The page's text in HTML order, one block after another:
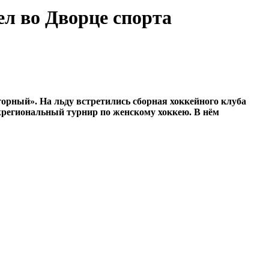
во Дворце спорта
На льду встретились сборная хоккейного клуба
турнир по женскому хоккею. В нём